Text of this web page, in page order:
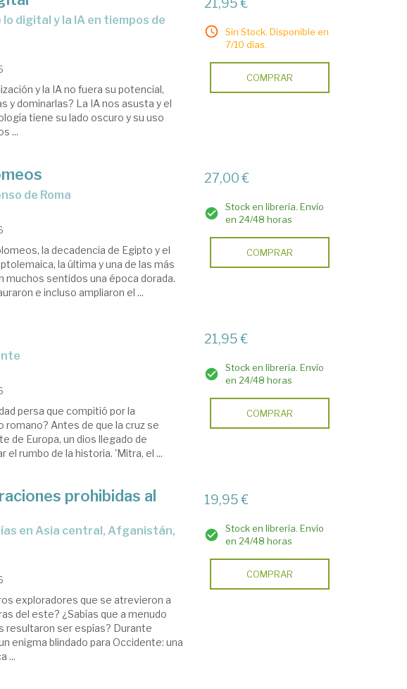
y la IA no fuera su potencial,
y dominarlas? La IA nos asusta y el
tiene su lado oscuro y su uso
...
21,95 €
Sin Stock. Disponible en
7/10 días.
COMPRAR
de Roma
la decadencia de Egipto y el
la última y una de las más
muchos sentidos una época dorada.
e incluso ampliaron el ...
27,00 €
Stock en librería. Envío
en 24/48 horas
COMPRAR
persa que compitió por la
romano? Antes de que la cruz se
de Europa, un dios llegado de
rumbo de la historia. 'Mitra, el ...
21,95 €
Stock en librería. Envío
en 24/48 horas
COMPRAR
prohibidas al
exploradores que se atrevieron a
del este? ¿Sabías que a menudo
resultaron ser espías? Durante
enigma blindado para Occidente: una
...
19,95 €
Stock en librería. Envío
en 24/48 horas
COMPRAR